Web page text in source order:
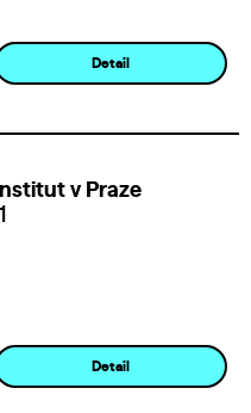
Detail
v Praze
Detail